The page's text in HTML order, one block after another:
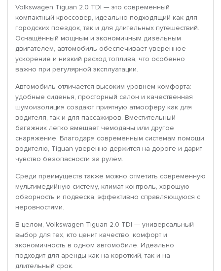
Volkswagen Tiguan 2.0 TDI — это современный
компактный кроссовер, идеально подходящий как для
городских поездок, так и для длительных путешествий.
Оснащённый мощным и экономичным дизельным
двигателем, автомобиль обеспечивает уверенное
ускорение и низкий расход топлива, что особенно
важно при регулярной эксплуатации.
Автомобиль отличается высоким уровнем комфорта:
удобные сиденья, просторный салон и качественная
шумоизоляция создают приятную атмосферу как для
водителя, так и для пассажиров. Вместительный
багажник легко вмещает чемоданы или другое
снаряжение. Благодаря современным системам помощи
водителю, Tiguan уверенно держится на дороге и дарит
чувство безопасности за рулём.
Среди преимуществ также можно отметить современную
мультимедийную систему, климат-контроль, хорошую
обзорность и подвеска, эффективно справляющуюся с
неровностями.
В целом, Volkswagen Tiguan 2.0 TDI — универсальный
выбор для тех, кто ценит качество, комфорт и
экономичность в одном автомобиле. Идеально
подходит для аренды как на короткий, так и на
длительный срок.